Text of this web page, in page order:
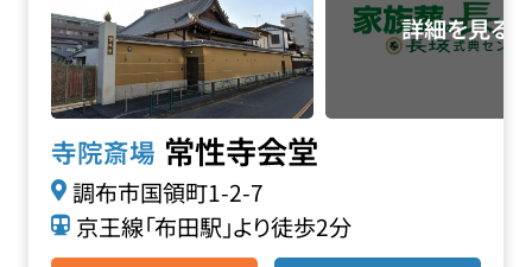
寺院斎場 常性寺会堂
調布市国領町1-2-7
京王線「布田駅」より徒歩2分